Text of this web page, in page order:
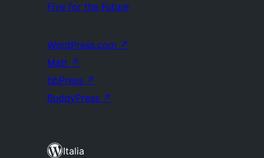
Five for the Future
WordPress.com ↗
Matt ↗
bbPress ↗
BuddyPress ↗
Italia